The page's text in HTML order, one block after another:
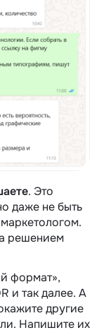
. Это
даже не быть
решением
формат»,
и так далее. А
другие
Напишите их